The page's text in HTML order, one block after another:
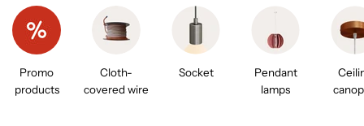
Promo
products
Cloth-
covered wire
Socket
Pendant
lamps